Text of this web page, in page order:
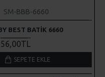
SM-BBB-6660
BEST BATIK 6660
56,00TL
SEPETE EKLE